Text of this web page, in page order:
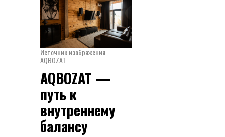
Источник изображения
AQBOZAT
AQBOZAT —
путь к
внутреннему
балансу